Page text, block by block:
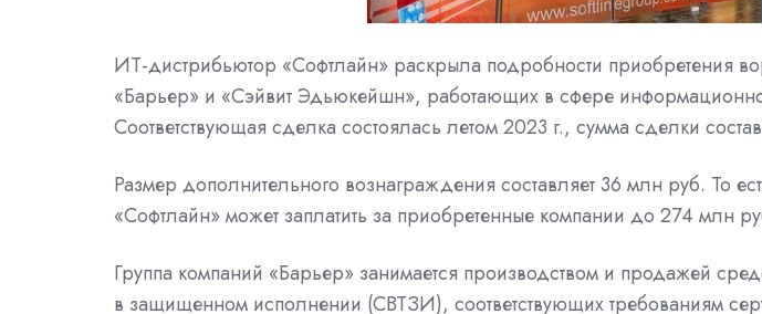
ИТ-дистрибьютор «Софтлайн» раскрыла подробности приобретения
«Барьер» и «Сэйвит Эдьюкейшн», работающих в сфере
Соответствующая сделка состоялась летом 2023 г., сумма сделки
Размер дополнительного вознаграждения составляет 36 млн руб. То
«Софтлайн» может заплатить за приобретенные компании до 274 млн
Группа компаний «Барьер» занимается производством и продажей
в защищенном исполнении (СВТЗИ), соответствующих требованиям